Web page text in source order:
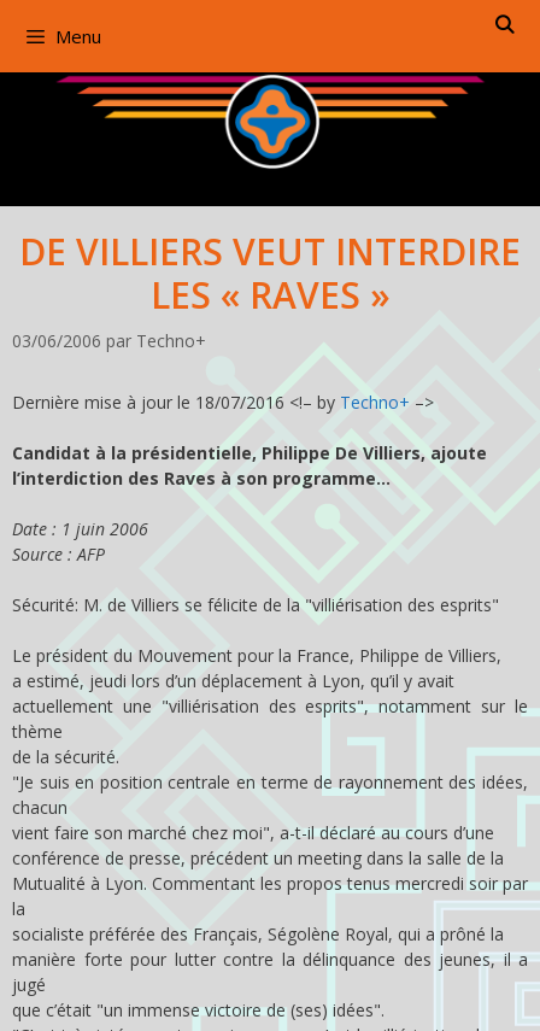
Menu
DE VILLIERS VEUT INTERDIRE
LES « RAVES »
03/06/2006 par Techno+
Dernière mise à jour le 18/07/2016 <!– by Techno+ –>
Candidat à la présidentielle, Philippe De Villiers, ajoute
l’interdiction des Raves à son programme…
Date : 1 juin 2006
Source : AFP
Sécurité: M. de Villiers se félicite de la "villiérisation des esprits"
Le président du Mouvement pour la France, Philippe de Villiers,
a estimé, jeudi lors d’un déplacement à Lyon, qu’il y avait
actuellement une "villiérisation des esprits", notamment sur le
thème
de la sécurité.
"Je suis en position centrale en terme de rayonnement des idées,
chacun
vient faire son marché chez moi", a-t-il déclaré au cours d’une
conférence de presse, précédent un meeting dans la salle de la
Mutualité à Lyon. Commentant les propos tenus mercredi soir par
la
socialiste préférée des Français, Ségolène Royal, qui a prôné la
manière forte pour lutter contre la délinquance des jeunes, il a
jugé
que c’était "un immense victoire de (ses) idées".